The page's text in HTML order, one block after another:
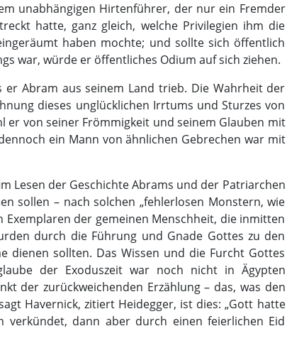
unabhängigen Hirtenführer, der nur ein Fremder
hatte, ganz gleich, welche Privilegien ihm die
haben mochte; und sollte sich öffentlich
war, würde er öffentliches Odium auf sich ziehen.
Abram aus seinem Land trieb. Die Wahrheit der
dieses unglücklichen Irrtums und Sturzes von
von seiner Frömmigkeit und seinem Glauben mit
ein Mann von ähnlichen Gebrechen war mit
Lesen der Geschichte Abrams und der Patriarchen
sollen – nach solchen „fehlerlosen Monstern, wie
der gemeinen Menschheit, die inmitten
durch die Führung und Gnade Gottes zu den
dienen sollten. Das Wissen und die Furcht Gottes
der Exoduszeit war noch nicht in Ägypten
der zurückweichenden Erzählung – das, was den
Havernick, zitiert Heidegger, ist dies: „Gott hatte
verkündet, dann aber durch einen feierlichen Eid